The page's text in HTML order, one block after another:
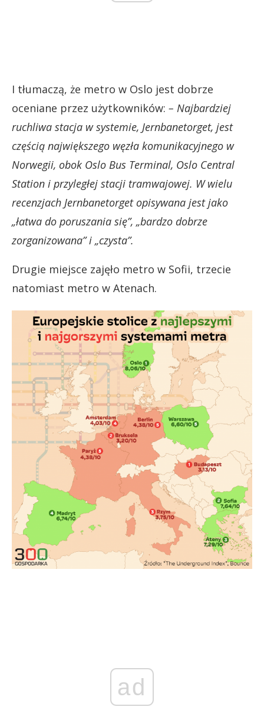
I tłumaczą, że metro w Oslo jest dobrze
oceniane przez użytkowników: – Najbardziej
ruchliwa stacja w systemie, Jernbanetorget, jest
częścią największego węzła komunikacyjnego w
Norwegii, obok Oslo Bus Terminal, Oslo Central
Station i przyległej stacji tramwajowej. W wielu
recenzjach Jernbanetorget opisywana jest jako
„łatwa do poruszania się”, „bardzo dobrze
zorganizowana” i „czysta”.
Drugie miejsce zajęło metro w Sofii, trzecie
natomiast metro w Atenach.
ad